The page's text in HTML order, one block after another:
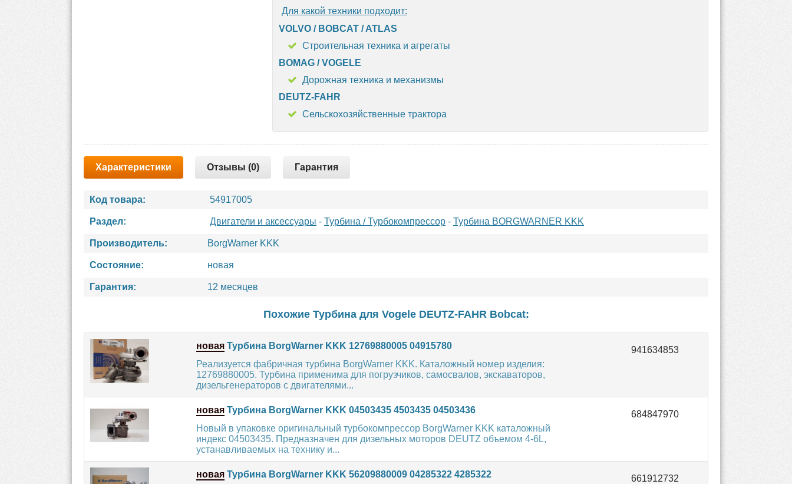
Для какой техники подходит:
VOLVO / BOBCAT / ATLAS
Строительная техника и агрегаты
BOMAG / VOGELE
Дорожная техника и механизмы
DEUTZ-FAHR
Сельскохозяйственные трактора
Характеристики Отзывы (0) Гарантия
Код товара: 54917005
Раздел: Двигатели и аксессуары - Турбина / Турбокомпрессор - Турбина BORGWARNER KKK
Производитель: BorgWarner KKK
Состояние: новая
Гарантия: 12 месяцев
Похожие Турбина для Vogele DEUTZ-FAHR Bobcat:
новая Турбина BorgWarner KKK 12769880005 04915780
Реализуется фабричная турбина BorgWarner KKK. Каталожный номер изделия:
12769880005. Турбина применима для погрузчиков, самосвалов, экскаваторов,
дизельгенераторов с двигателями...
новая Турбина BorgWarner KKK 04503435 4503435 04503436
Новый в упаковке оригинальный турбокомпрессор BorgWarner KKK каталожный
индекс 04503435. Предназначен для дизельных моторов DEUTZ объемом 4-6L,
устанавливаемых на технику и...
новая Турбина BorgWarner KKK 56209880009 04285322 4285322